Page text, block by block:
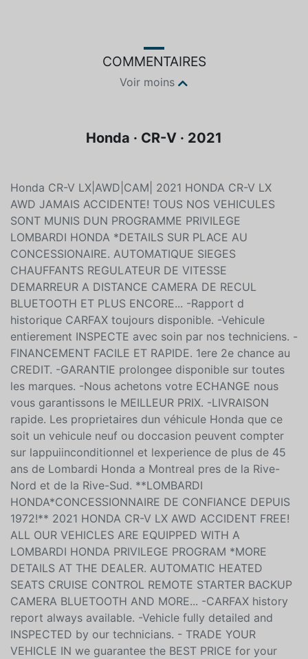
COMMENTAIRES
Voir moins
Honda · CR-V · 2021
Honda CR-V LX|AWD|CAM| 2021 HONDA CR-V LX
AWD JAMAIS ACCIDENTE! TOUS NOS VEHICULES
SONT MUNIS DUN PROGRAMME PRIVILEGE
LOMBARDI HONDA *DETAILS SUR PLACE AU
CONCESSIONAIRE. AUTOMATIQUE SIEGES
CHAUFFANTS REGULATEUR DE VITESSE
DEMARREUR A DISTANCE CAMERA DE RECUL
BLUETOOTH ET PLUS ENCORE... -Rapport d
historique CARFAX toujours disponible. -Vehicule
entierement INSPECTE avec soin par nos techniciens. -
FINANCEMENT FACILE ET RAPIDE. 1ere 2e chance au
CREDIT. -GARANTIE prolongee disponible sur toutes
les marques. -Nous achetons votre ECHANGE nous
vous garantissons le MEILLEUR PRIX. -LIVRAISON
rapide. Les proprietaires dun véhicule Honda que ce
soit un vehicule neuf ou doccasion peuvent compter
sur lappuiinconditionnel et lexperience de plus de 45
ans de Lombardi Honda a Montreal pres de la Rive-
Nord et de la Rive-Sud. **LOMBARDI
HONDA*CONCESSIONNAIRE DE CONFIANCE DEPUIS
1972!** 2021 HONDA CR-V LX AWD ACCIDENT FREE!
ALL OUR VEHICLES ARE EQUIPPED WITH A
LOMBARDI HONDA PRIVILEGE PROGRAM *MORE
DETAILS AT THE DEALER. AUTOMATIC HEATED
SEATS CRUISE CONTROL REMOTE STARTER BACKUP
CAMERA BLUETOOTH AND MORE... -CARFAX history
report always available. -Vehicle fully detailed and
INSPECTED by our technicians. - TRADE YOUR
VEHICLE IN we guarantee the BEST PRICE for your